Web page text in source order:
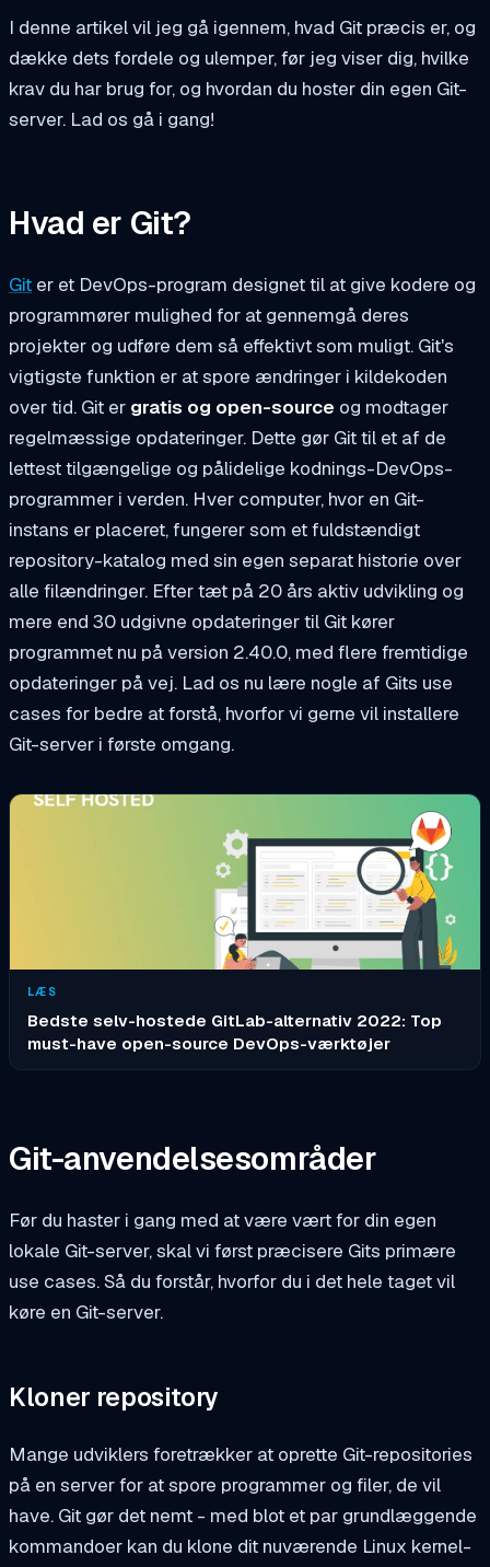
I denne artikel vil jeg gå igennem, hvad Git præcis er, og
dække dets fordele og ulemper, før jeg viser dig, hvilke
krav du har brug for, og hvordan du hoster din egen Git-
server. Lad os gå i gang!
Hvad er Git?
Git er et DevOps-program designet til at give kodere og
programmører mulighed for at gennemgå deres
projekter og udføre dem så effektivt som muligt. Git's
vigtigste funktion er at spore ændringer i kildekoden
over tid. Git er gratis og open-source og modtager
regelmæssige opdateringer. Dette gør Git til et af de
lettest tilgængelige og pålidelige kodnings-DevOps-
programmer i verden. Hver computer, hvor en Git-
instans er placeret, fungerer som et fuldstændigt
repository-katalog med sin egen separat historie over
alle filændringer. Efter tæt på 20 års aktiv udvikling og
mere end 30 udgivne opdateringer til Git kører
programmet nu på version 2.40.0, med flere fremtidige
opdateringer på vej. Lad os nu lære nogle af Gits use
cases for bedre at forstå, hvorfor vi gerne vil installere
Git-server i første omgang.
LÆS
Bedste selv-hostede GitLab-alternativ 2022: Top
must-have open-source DevOps-værktøjer
Git-anvendelsesområder
Før du haster i gang med at være vært for din egen
lokale Git-server, skal vi først præcisere Gits primære
use cases. Så du forstår, hvorfor du i det hele taget vil
køre en Git-server.
Kloner repository
Mange udviklers foretrækker at oprette Git-repositories
på en server for at spore programmer og filer, de vil
have. Git gør det nemt - med blot et par grundlæggende
kommandoer kan du klone dit nuværende Linux kernel-